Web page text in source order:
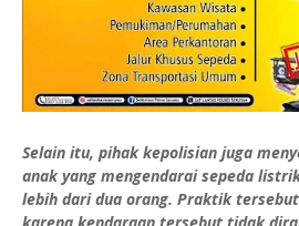
Selain itu, pihak kepolisian juga
anak yang mengendarai sepeda
lebih dari dua orang. Praktik